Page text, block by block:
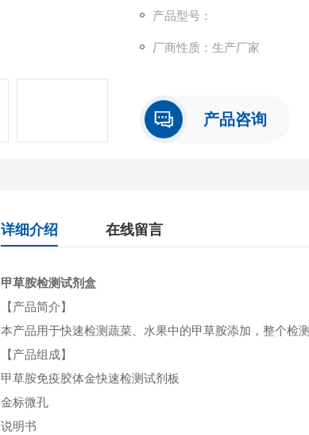
产品型号：
厂商性质：生产厂家
产品咨询
详细介绍 在线留言
甲草胺检测试剂盒
【产品简介】
本产品用于快速检测蔬菜、水果中的甲草胺添加，整个检
【产品组成】
甲草胺免疫胶体金快速检测试剂板
金标微孔
说明书